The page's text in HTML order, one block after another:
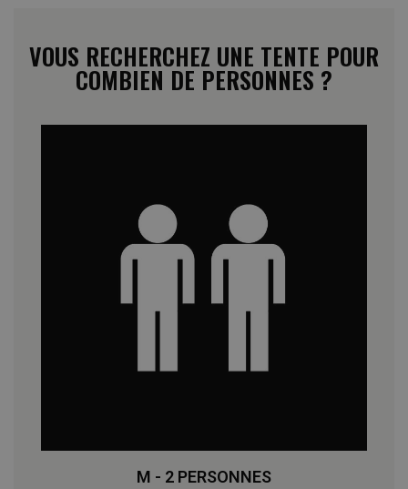
VOUS RECHERCHEZ UNE TENTE POUR
COMBIEN DE PERSONNES ?
M - 2 PERSONNES